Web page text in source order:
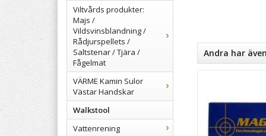
Viltvårds produkter:
Majs /
Vildsvinsblandning /
Rådjurspellets /
Saltstenar / Tjära /
Fågelmat
VÄRME Kamin Sulor
Västar Handskar
Walkstool
Vattenrening
Andra har